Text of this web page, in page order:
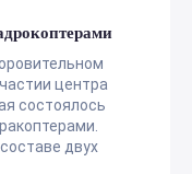
центра
состоялось
двух